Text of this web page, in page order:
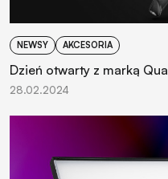
NEWSY AKCESORIA
Dzień otwarty z marką
28.02.2024